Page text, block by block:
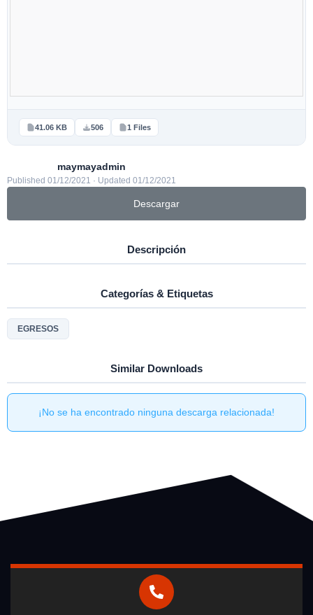
41.06 KB 506 1 Files
maymayadmin
Published 01/12/2021 · Updated 01/12/2021
Descargar
Descripción
Categorías & Etiquetas
EGRESOS
Similar Downloads
¡No se ha encontrado ninguna descarga relacionada!